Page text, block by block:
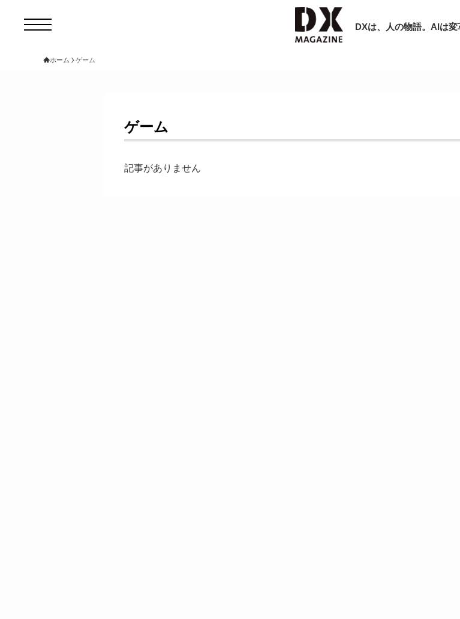
DXは、人の物語。AIは変
サービスメニュー 日本オム
ホーム ゲーム
ゲーム
記事がありません